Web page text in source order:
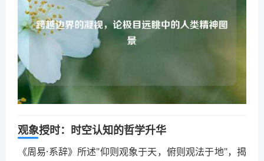
观象授时：时空认知的哲学升华
《周易·系辞》所述"仰则观象于天，俯则观法于地"，揭